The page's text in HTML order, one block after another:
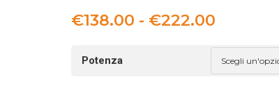
€138.00 - €222.00
prezzo:
da
€138.00
Potenza